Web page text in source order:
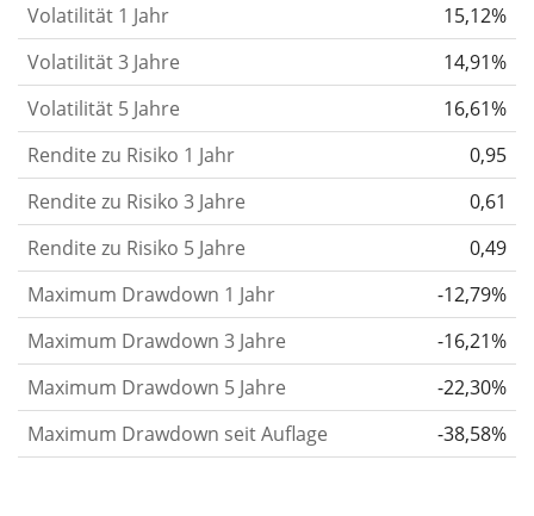
gelten im Allgemeinen als risikoreicher. Wir
berechnen die Volatilität auf Basis der Daten der
letzten 1, 3 und 5 Jahre, damit du sehen kannst, ob
die Kursschwankungen im Laufe der Zeit stärker
oder schwächer wurden. Weitere Informationen
findest du in unserem Artikel:
Risikomaß.
Rendite pro Risikofür Zeiträume von 1, 3 und 5
Jahren. Diese Kennzahl ist definiert als die
annualisierte (d. h. auf einen Einjahreszeitraum
umgerechnete) historische Rendite geteilt durch die
historische annualisierte Volatilität.Rendite pro
Risiko setzt die historische Rendite eines
Volatilität 1 Jahr
15,12%
Volatilität 3 Jahre
14,91%
Volatilität 5 Jahre
16,61%
Rendite zu Risiko 1 Jahr
0,95
Rendite zu Risiko 3 Jahre
0,61
Rendite zu Risiko 5 Jahre
0,49
Maximum Drawdown 1 Jahr
-12,79%
Maximum Drawdown 3 Jahre
-16,21%
Maximum Drawdown 5 Jahre
-22,30%
Maximum Drawdown seit Auflage
-38,58%